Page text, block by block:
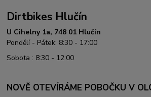
Dirtbikes Hlučín
U Cihelny 1a, 748 01 Hlučín
Pondělí - Pátek: 8:30 - 17:00
Sobota : 8:30 - 12:00
NOVĚ OTEVÍRÁME POBOČKU V